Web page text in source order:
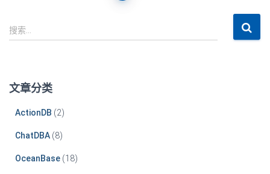
章
航
搜
索
搜索…
文章分类
ActionDB (2)
ChatDBA (8)
OceanBase (18)